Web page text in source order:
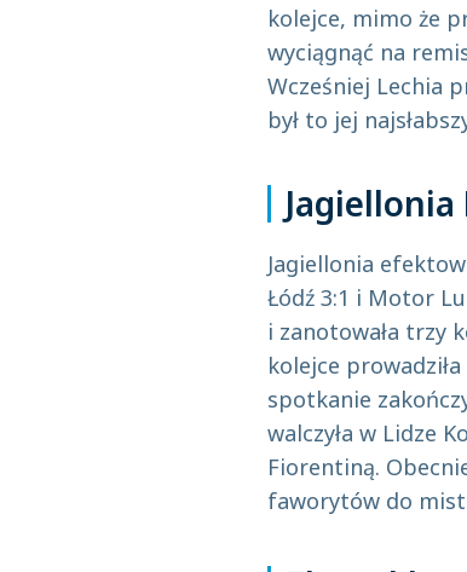
kolejce, mimo że
wyciągnąć na
Wcześniej Lechia
był to jej
Jagiellonia
Łódź 3:1 i Motor
i zanotowała trzy
kolejce
spotkanie
walczyła w Lidze
Fiorentiną.
faworytów do